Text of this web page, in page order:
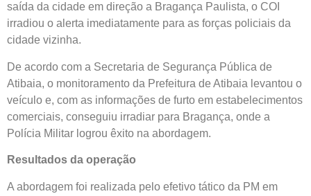
saída da cidade em direção a Bragança Paulista, o COI
irradiou o alerta imediatamente para as forças policiais da
cidade vizinha.
De acordo com a Secretaria de Segurança Pública de
Atibaia, o monitoramento da Prefeitura de Atibaia levantou o
veículo e, com as informações de furto em estabelecimentos
comerciais, conseguiu irradiar para Bragança, onde a
Polícia Militar logrou êxito na abordagem.
Resultados da operação
A abordagem foi realizada pelo efetivo tático da PM em